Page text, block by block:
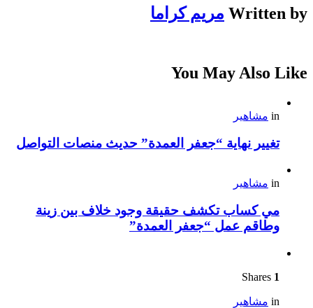
Written by مريم كراما
You May Also Like
in مشاهير
تغيير نهاية “جعفر العمدة” حديث منصات التواصل
in مشاهير
مي كساب تكشف حقيقة وجود خلاف بين زينة
وطاقم عمل “جعفر العمدة”
1
in مشاهير